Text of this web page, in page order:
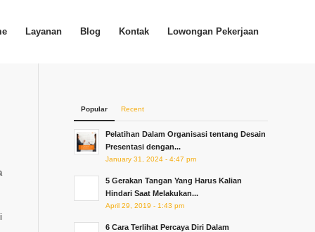
Layanan Blog Kontak Lowongan Pekerjaan
Popular Recent
Pelatihan Dalam Organisasi tentang Desain
Presentasi dengan...
January 31, 2024 - 4:47 pm
5 Gerakan Tangan Yang Harus Kalian
Hindari Saat Melakukan...
April 29, 2019 - 1:43 pm
6 Cara Terlihat Percaya Diri Dalam